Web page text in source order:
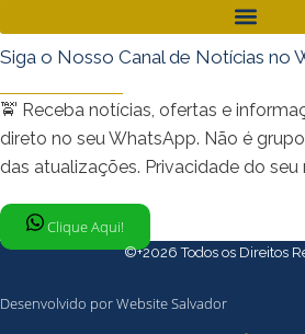
Siga o Nosso Canal de Notícias no
🚖 Receba notícias, ofertas e
direto no seu WhatsApp. Não é
das atualizações. Privacidade do seu
Clique Aqui!
©+2026 Todos os Direitos
Desenvolvido por Website Salvador